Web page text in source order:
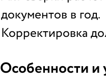
документов в год.
Корректировка
Особенности и